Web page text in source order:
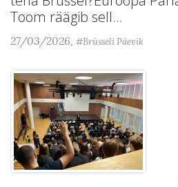
Toom räägib sell...
27/03/2026, #Brüsseli Päevik